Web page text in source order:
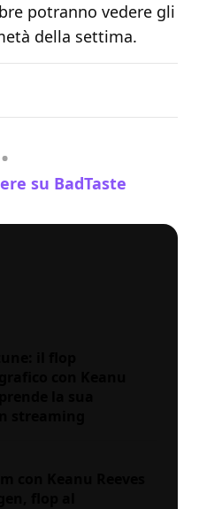
potranno vedere gli
della settima.
su BadTaste
il flop
con Keanu
con Keanu Reeves
flop al